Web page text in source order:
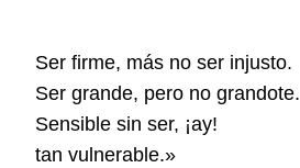
Ser firme, más no ser injusto.
Ser grande, pero no grandote.
Sensible sin ser, ¡ay!
tan vulnerable.»